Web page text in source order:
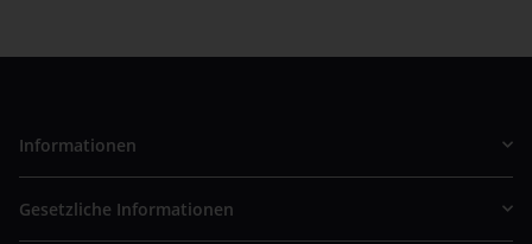
Informationen
Gesetzliche Informationen